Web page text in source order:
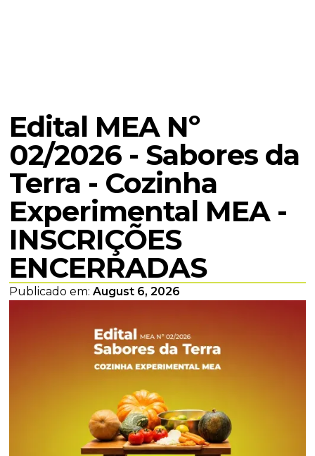
Edital MEA Nº
02/2026 - Sabores da
Terra - Cozinha
Experimental MEA -
INSCRIÇÕES
ENCERRADAS
Publicado em:August 6, 2026